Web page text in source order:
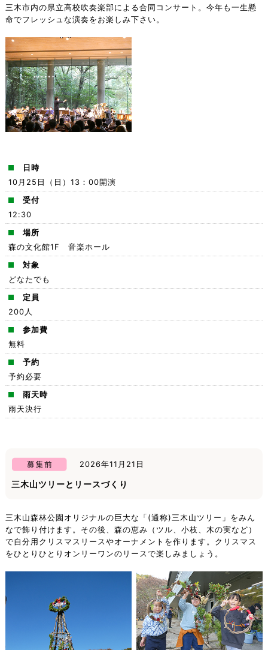
三木市内の県立高校吹奏楽部による合同コンサート。今年も一生懸
命でフレッシュな演奏をお楽しみ下さい。
日時
10月25日（日）13：00開演
受付
12:30
場所
森の文化館1F 音楽ホール
対象
どなたでも
定員
200人
参加費
無料
予約
予約必要
雨天時
雨天決行
2026年11月21日
三木山ツリーとリースづくり
三木山森林公園オリジナルの巨大な「(通称)三木山ツリー」をみん
なで飾り付けます。その後、森の恵み（ツル、小枝、木の実など）
で自分用クリスマスリースやオーナメントを作ります。クリスマス
をひとりひとりオンリーワンのリースで楽しみましょう。